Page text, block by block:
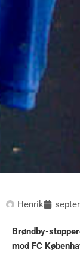
Henrik
Brøndby-
mod FC